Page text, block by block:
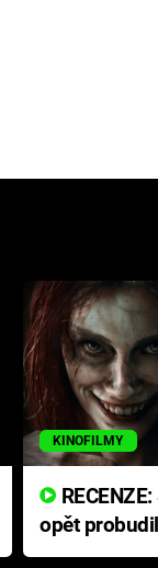
KINOFILMY
opět
přichází s